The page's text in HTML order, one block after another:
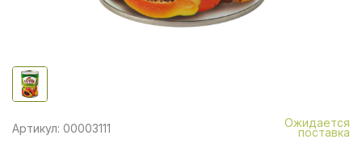
Артикул: 00003111 Ожидается
поставка